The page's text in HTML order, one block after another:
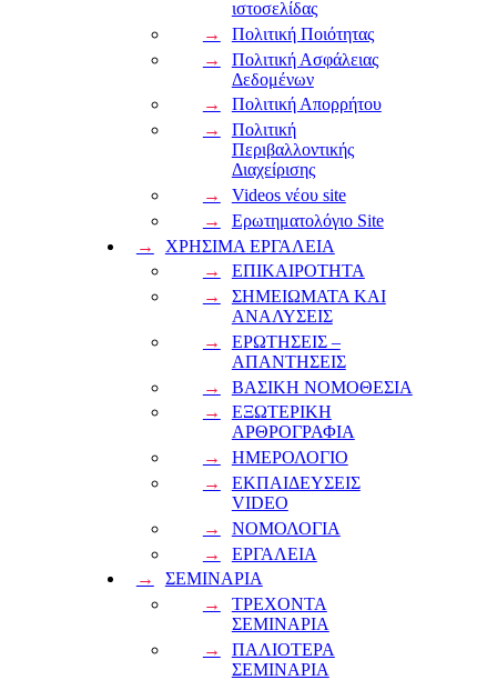
ιστοσελίδας
Πολιτική Ποιότητας
Πολιτική Ασφάλειας
Δεδομένων
Πολιτική Απορρήτου
Πολιτική
Περιβαλλοντικής
Διαχείρισης
Videos νέου site
Ερωτηματολόγιο Site
ΧΡΗΣΙΜΑ ΕΡΓΑΛΕΙΑ
ΕΠΙΚΑΙΡΟΤΗΤΑ
ΣΗΜΕΙΩΜΑΤΑ ΚΑΙ
ΑΝΑΛΥΣΕΙΣ
ΕΡΩΤΗΣΕΙΣ –
ΑΠΑΝΤΗΣΕΙΣ
ΒΑΣΙΚΗ ΝΟΜΟΘΕΣΙΑ
ΕΞΩΤΕΡΙΚΗ
ΑΡΘΡΟΓΡΑΦΙΑ
ΗΜΕΡΟΛΟΓΙΟ
ΕΚΠΑΙΔΕΥΣΕΙΣ
VIDEO
ΝΟΜΟΛΟΓΙΑ
ΕΡΓΑΛΕΙΑ
ΣΕΜΙΝΑΡΙΑ
ΤΡΕΧΟΝΤΑ
ΣΕΜΙΝΑΡΙΑ
ΠΑΛΙΟΤΕΡΑ
ΣΕΜΙΝΑΡΙΑ